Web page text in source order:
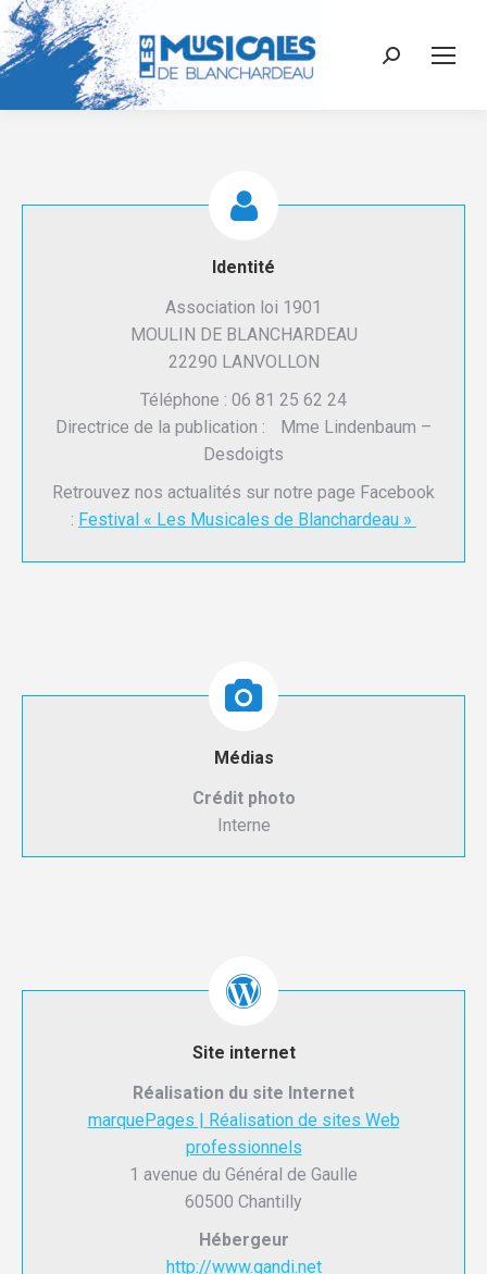
Recherche
Identité
Association loi 1901
MOULIN DE BLANCHARDEAU
22290 LANVOLLON
Téléphone : 06 81 25 62 24
Directrice de la publication : Mme Lindenbaum –
Desdoigts
Retrouvez nos actualités sur notre page Facebook
: Festival « Les Musicales de Blanchardeau »
Médias
Crédit photo
Interne
Site internet
Réalisation du site Internet
marquePages | Réalisation de sites Web
professionnels
1 avenue du Général de Gaulle
60500 Chantilly
Hébergeur
http://www.gandi.net